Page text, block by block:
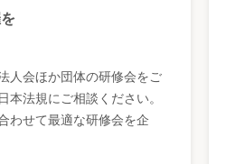
人会ほか団体の研修会をご
本法規にご相談ください。
わせて最適な研修会を企